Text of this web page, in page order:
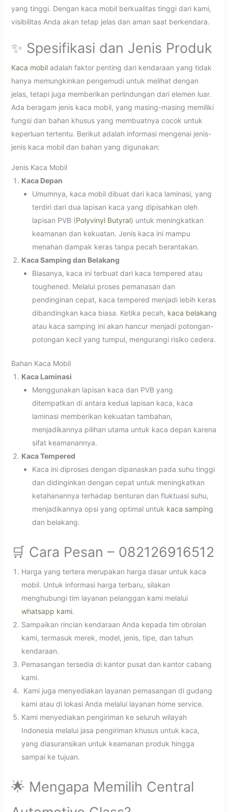
yang tinggi. Dengan kaca mobil berkualitas tinggi dari kami,
visibilitas Anda akan tetap jelas dan aman saat berkendara.
✨ Spesifikasi dan Jenis Produk
Kaca mobiladalah faktor penting dari kendaraan yang tidak
hanya memungkinkan pengemudi untuk melihat dengan
jelas, tetapi juga memberikan perlindungan dari elemen luar.
Ada beragam jenis kaca mobil, yang masing-masing memiliki
fungsi dan bahan khusus yang membuatnya cocok untuk
keperluan tertentu. Berikut adalah informasi mengenai jenis-
jenis kaca mobil dan bahan yang digunakan:
Jenis Kaca Mobil
Kaca Depan
Umumnya, kaca mobil dibuat dari kaca laminasi, yang
terdiri dari dua lapisan kaca yang dipisahkan oleh
lapisan PVB (Polyvinyl Butyral) untuk meningkatkan
keamanan dan kekuatan. Jenis kaca ini mampu
menahan dampak keras tanpa pecah berantakan.
Kaca Samping dan Belakang
Biasanya, kaca ini terbuat dari kaca tempered atau
toughened. Melalui proses pemanasan dan
pendinginan cepat, kaca tempered menjadi lebih keras
dibandingkan kaca biasa. Ketika pecah, kaca belakang
atau kaca samping ini akan hancur menjadi potongan-
potongan kecil yang tumpul, mengurangi risiko cedera.
Bahan Kaca Mobil
Kaca Laminasi
Menggunakan lapisan kaca dan PVB yang
ditempatkan di antara kedua lapisan kaca, kaca
laminasi memberikan kekuatan tambahan,
menjadikannya pilihan utama untuk kaca depan karena
sifat keamanannya.
Kaca Tempered
Kaca ini diproses dengan dipanaskan pada suhu tinggi
dan didinginkan dengan cepat untuk meningkatkan
ketahanannya terhadap benturan dan fluktuasi suhu,
menjadikannya opsi yang optimal untuk kaca samping
dan belakang.
🛒 Cara Pesan – 082126916512
Harga yang tertera merupakan harga dasar untuk kaca
mobil. Untuk informasi harga terbaru, silakan
menghubungi tim layanan pelanggan kami melalui
whatsapp kami.
Sampaikan rincian kendaraan Anda kepada tim obrolan
kami, termasuk merek, model, jenis, tipe, dan tahun
kendaraan.
Pemasangan tersedia di kantor pusat dan kantor cabang
kami.
Kami juga menyediakan layanan pemasangan di gudang
kami atau di lokasi Anda melalui layanan home service.
Kami menyediakan pengiriman ke seluruh wilayah
Indonesia melalui jasa pengiriman khusus untuk kaca,
yang diasuransikan untuk keamanan produk hingga
sampai ke tujuan.
🌟 Mengapa Memilih Central